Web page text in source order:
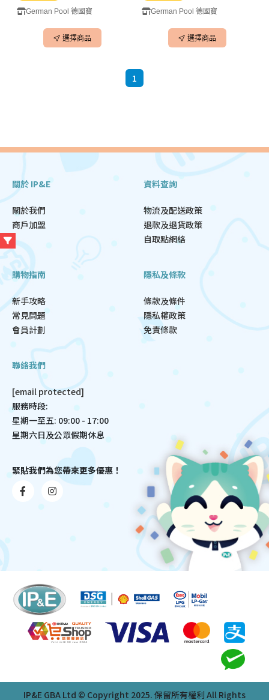
German Pool 德國寶
選擇商品
German Pool 德國寶
選擇商品
1
關於 IP&E
關於我們
商戶加盟
資料查詢
物流及配送政策
退款及退貨政策
自取點網絡
購物指南
新手攻略
常見問題
會員計劃
隱私及條款
條款及條件
隱私權政策
免責條款
聯絡我們
[email protected]
服務時段:
星期一至五: 09:00 - 17:00
星期六日及公眾假期休息
緊貼我們為您帶來更多優惠！
IP&E GBA Ltd © Copyright 2025. 保留所有權利 All Rights